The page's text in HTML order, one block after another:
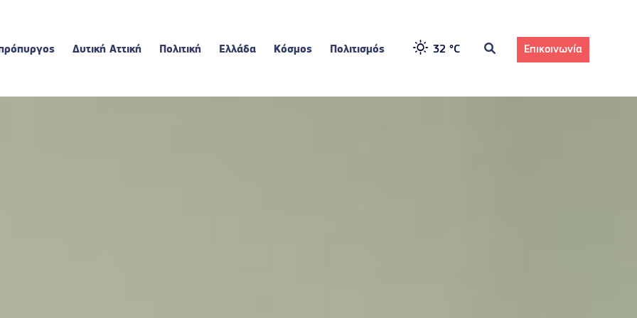
Δυτική Αττική Πολιτική Ελλάδα Κόσμος Πολιτισμός 32 °C Επικοινωνία